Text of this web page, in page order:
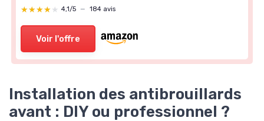
★★★★★
★★★★★ 4,1/5 — 184 avis
Voir l'offre
Installation des antibrouillards
avant : DIY ou professionnel ?